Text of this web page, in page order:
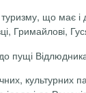
туризму, що має
Гримайлові,
пущі
культурних